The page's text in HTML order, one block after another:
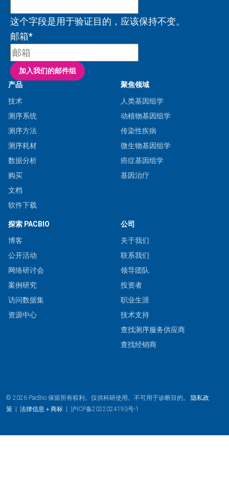
这个字段是用于验证目的，应该保持不变。
邮箱*
加入我们的邮件组
产品
技术
测序系统
测序方法
测序耗材
数据分析
购买
文档
软件下载
聚焦领域
人类基因组学
动植物基因组学
传染性疾病
微生物基因组学
癌症基因组学
基因治疗
探索 PACBIO
博客
公开活动
网络研讨会
案例研究
访问数据集
资源中心
公司
关于我们
联系我们
领导团队
投资者
职业生涯
技术支持
查找测序服务供应商
查找经销商
© 2026 PacBio.保留所有权利。仅供科研使用。不可用于诊断目的。 隐私政
策 | 法律信息＋商标 | 沪ICP备2022024193号-1